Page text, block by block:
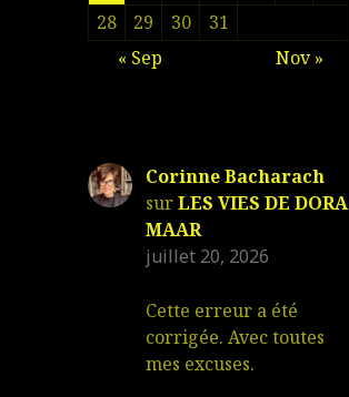
28
29 30
31
« Sep
Nov »
Corinne Bacharach
surLES VIES DE DORA
MAAR
juillet 20, 2026
Cette erreur a été
corrigée. Avec toutes
mes excuses.